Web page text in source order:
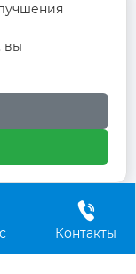

Контакты
вы